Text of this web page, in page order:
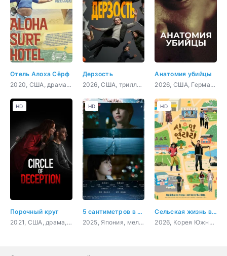
Отель Алоха Сёрф
2020, США, драма, комедия
Дерзость
2026, США, триллер, драма
Анатомия убийцы
2026, США, Германия, документальный, криминал
Порочный круг
2021, США, драма, криминал
HD
5 сантиметров в секунду
2025, Япония, мелодрама, драма
HD
Сельская жизнь в Ëннири
2026, Корея Южная, комедия
HD